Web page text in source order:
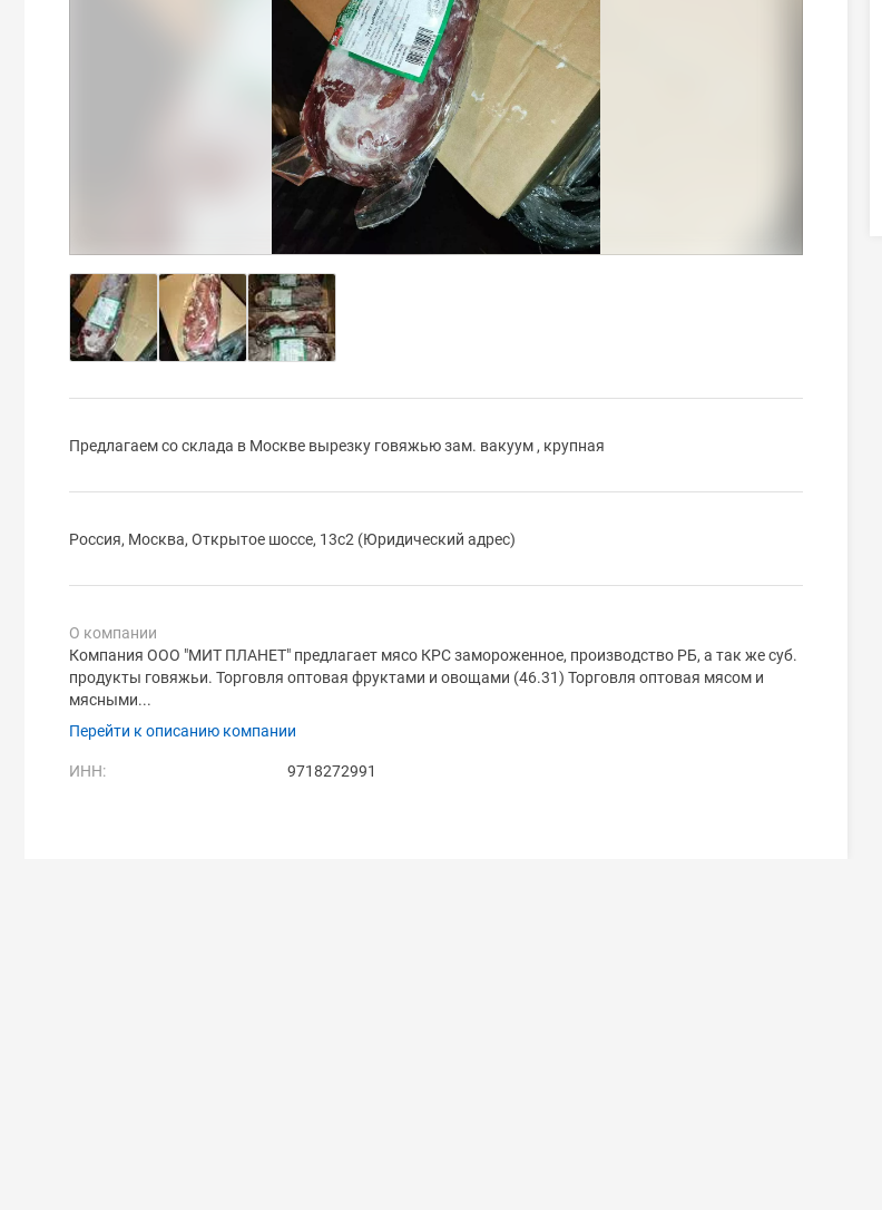
Предлагаем со склада в Москве вырезку говяжью зам. вакуум , крупная
Россия, Москва, Открытое шоссе, 13с2 (Юридический адрес)
О компании
Компания ООО "МИТ ПЛАНЕТ" предлагает мясо КРС замороженное, производство РБ, а так же суб.
продукты говяжьи. Торговля оптовая фруктами и овощами (46.31) Торговля оптовая мясом и
мясными...
Перейти к описанию компании
ИНН: 9718272991